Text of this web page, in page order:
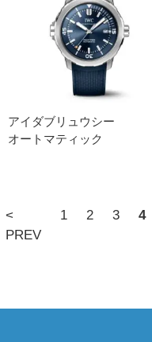
アイダブリュウシー
オートマティック
<
PREV
1 2 3 4